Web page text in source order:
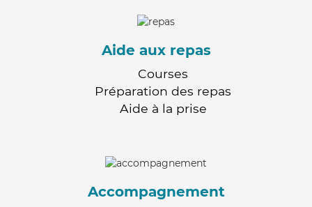
Aide aux repas
Courses
Préparation des repas
Aide à la prise
Accompagnement